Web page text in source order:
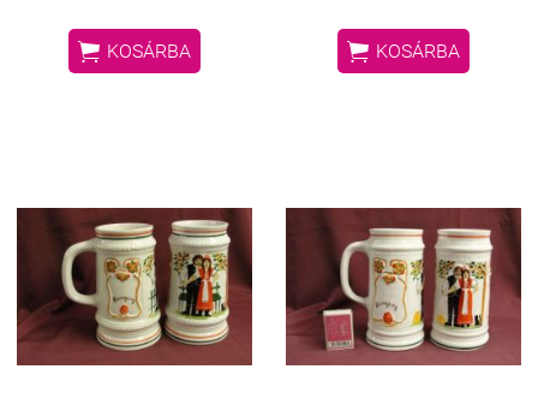
 KOSÁRBA  KOSÁRBA